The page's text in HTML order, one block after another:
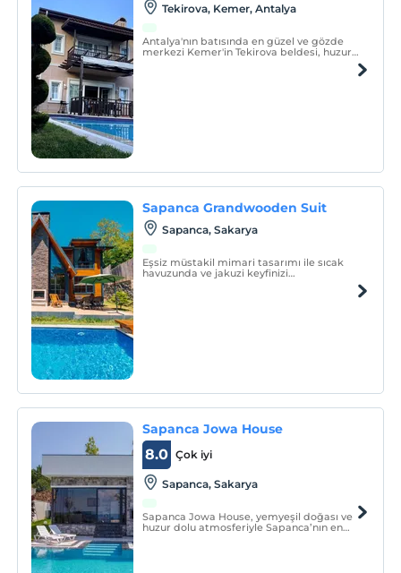
Tekirova, Kemer, Antalya
Antalya'nın batısında en güzel ve gözde
merkezi Kemer'in Tekirova beldesi, huzur
ve güzelliğin bir arada olduğu yer. Villamız
Sapanca Grandwooden Suit
Sapanca, Sakarya
Eşsiz müstakil mimari tasarımı ile sıcak
havuzunda ve jakuzi keyfinizi
Sapanca Jowa House
Çok iyi
8.0
Sapanca, Sakarya
Sapanca Jowa House, yemyeşil doğası ve
huzur dolu atmosferiyle Sapanca’nın en